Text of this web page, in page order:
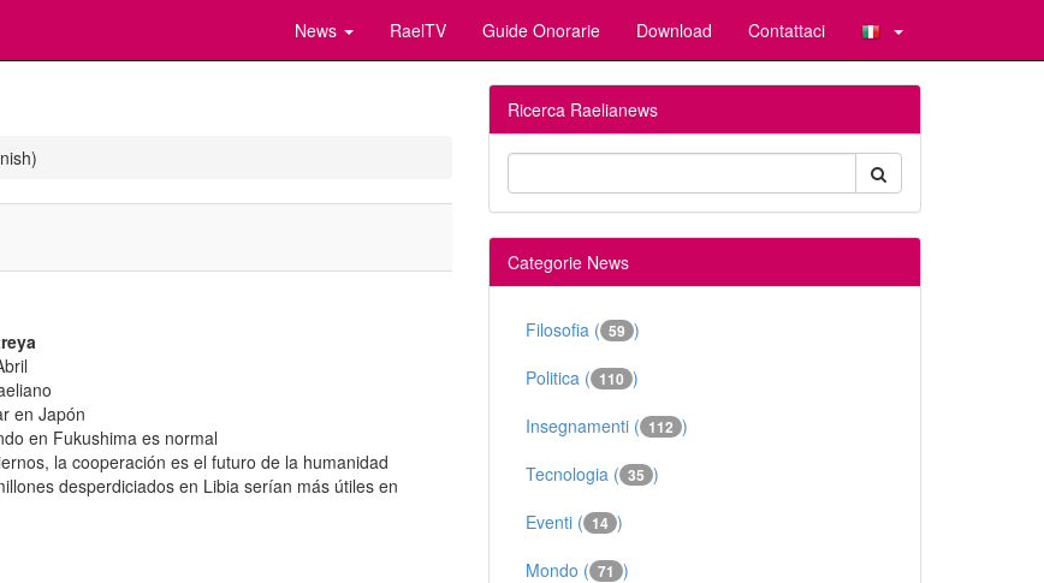
News RaelTV Guide Onorarie Download Contattaci
en Japón
en Fukushima es normal
la cooperación es el futuro de la humanidad
desperdiciados en Libia serían más útiles en
Ricerca Raelianews
Categorie News
Filosofia ( 59 )
Politica ( 110 )
Insegnamenti ( 112 )
Tecnologia ( 35 )
Eventi ( 14 )
Mondo ( 71 )